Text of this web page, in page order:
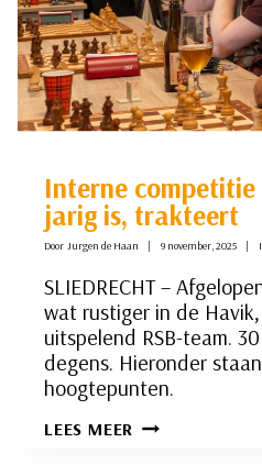
Interne
jarig is, trakteert
Door Jurgen de Haan 9 november, 2025
SLIEDRECHT –
wat rustiger in de
uitspelend RSB-team.
degens. Hieronder
hoogtepunten.
LEES MEER INTERNE